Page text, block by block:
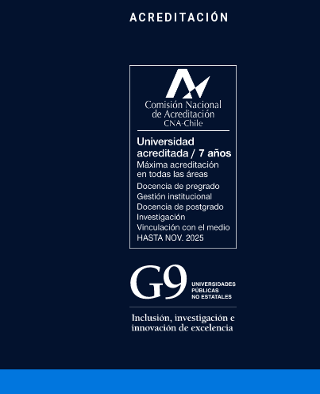
ACREDITACIÓN